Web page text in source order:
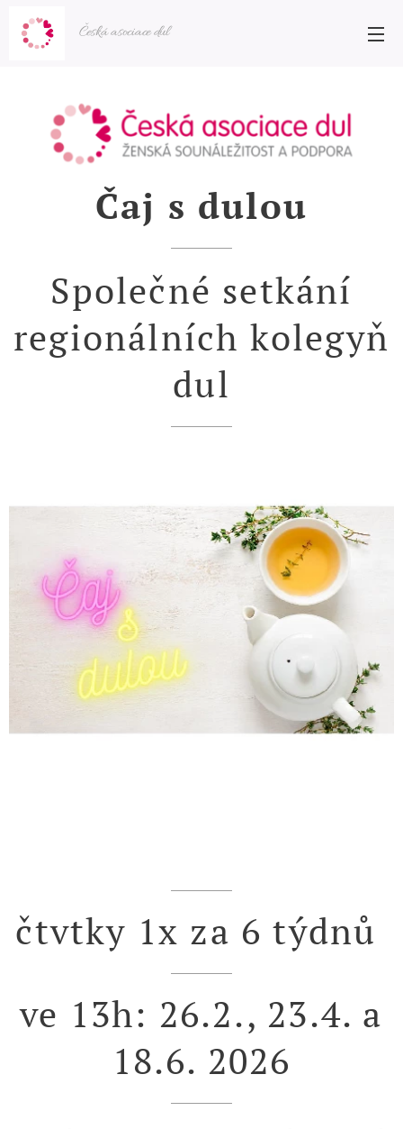
Česká asociace dul
Čaj s dulou
Společné setkání
regionálních kolegyň
dul
čtvtky 1x za 6 týdnů
ve 13h: 26.2., 23.4. a
18.6. 2026